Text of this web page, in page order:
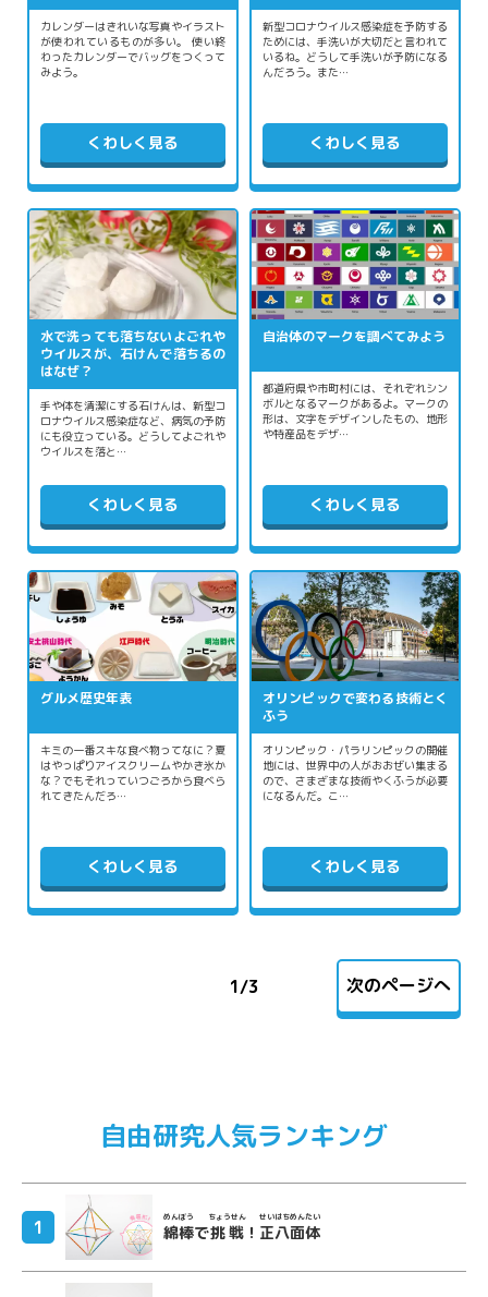
カレンダーはきれいな写真やイラスト
が使われているものが多い。 使い終
わったカレンダーでバッグをつくって
みよう。
くわしく見る
新型コロナウイルス感染症を予防する
ためには、手洗いが大切だと言われて
いるね。どうして手洗いが予防になる
んだろう。また…
くわしく見る
水で洗っても落ちないよごれや
ウイルスが、石けんで落ちるの
はなぜ？
手や体を清潔にする石けんは、新型コ
ロナウイルス感染症など、病気の予防
にも役立っている。どうしてよごれや
ウイルスを落と…
くわしく見る
自治体のマークを調べてみよう
都道府県や市町村には、それぞれシン
ボルとなるマークがあるよ。マークの
形は、文字をデザインしたもの、地形
や特産品をデザ…
くわしく見る
グルメ歴史年表
キミの一番スキな食べ物ってなに？夏
はやっぱりアイスクリームやかき氷か
な？でもそれっていつごろから食べら
れてきたんだろ…
くわしく見る
オリンピックで変わる技術とく
ふう
オリンピック・パラリンピックの開催
地には、世界中の人がおおぜい集まる
ので、さまざまな技術やくふうが必要
になるんだ。こ…
くわしく見る
次のページへ
1/3
自由研究人気ランキング
綿棒
めんぼう
で挑戦
ちょうせん
！ 正八面体
せいはちめんたい